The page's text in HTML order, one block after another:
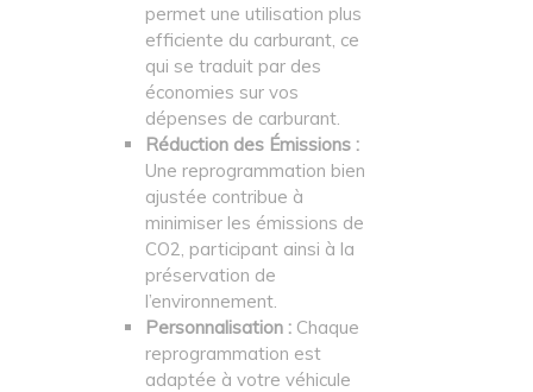
permet une utilisation plus
efficiente du carburant, ce
qui se traduit par des
économies sur vos
dépenses de carburant.
Réduction des Émissions :
Une reprogrammation bien
ajustée contribue à
minimiser les émissions de
CO2, participant ainsi à la
préservation de
l’environnement.
Personnalisation :Chaque
reprogrammation est
adaptée à votre véhicule